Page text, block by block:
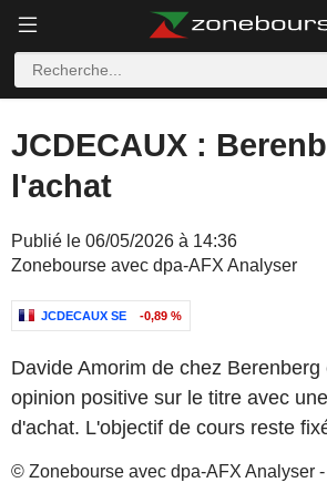
JCDECAUX :
l'achat
Publié le 06/05/2026 à 14:36
Zonebourse avec dpa-AFX Analyser
JCDECAUX SE -0,89 %
Davide Amorim de chez Berenberg
opinion positive sur le titre avec
d'achat. L'objectif de cours reste
© Zonebourse avec dpa-AFX Analyser